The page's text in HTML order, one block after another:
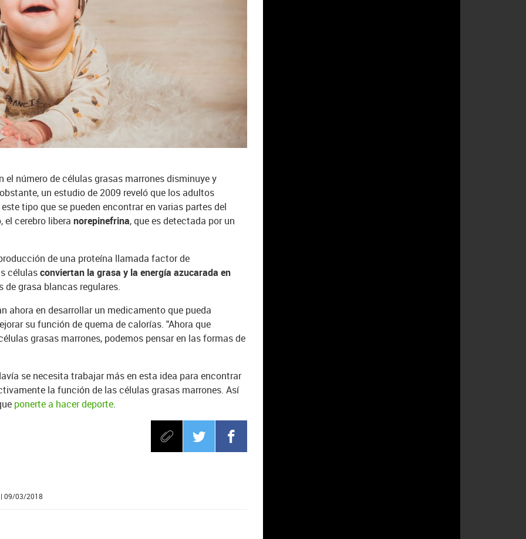
el número de células grasas marrones disminuye y
un estudio de 2009 reveló que los adultos
tipo que se pueden encontrar en varias partes del
el cerebro liberanorepinefrina, que es detectada por un
de una proteína llamada factor de
célulasconviertan la grasa y la energía azucarada en
de grasa blancas regulares.
ahora en desarrollar un medicamento que pueda
su función de quema de calorías. "Ahora que
grasas marrones, podemos pensar en las formas de
se necesita trabajar más en esta idea para encontrar
la función de las células grasas marrones. Así
ponerte a hacer deporte.
| 09/03/2018